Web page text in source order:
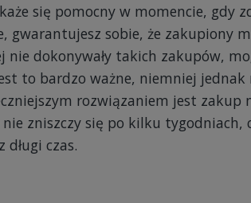
się pomocny w momencie, gdy
gwarantujesz sobie, że zakupiony
nie dokonywały takich zakupów,
to bardzo ważne, niemniej
rozwiązaniem jest zakup
zniszczy się po kilku tygodniach,
długi czas.